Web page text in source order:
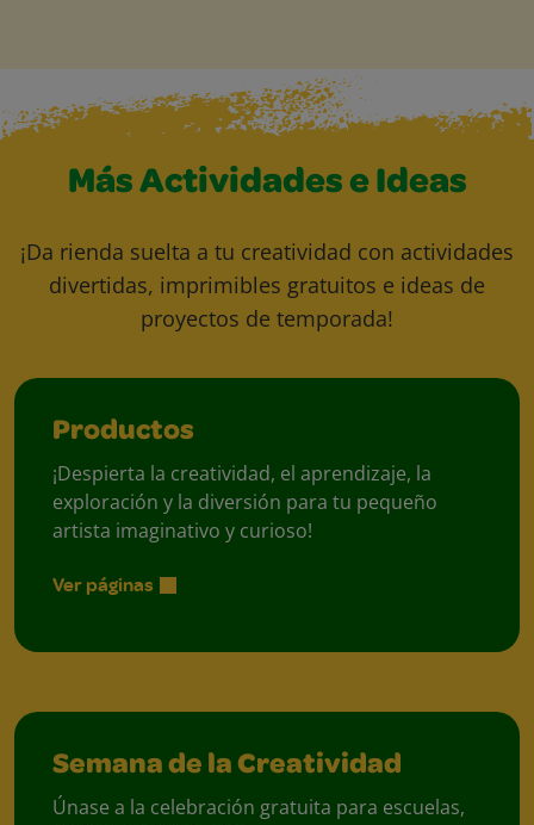
Más Actividades e Ideas
¡Da rienda suelta a tu creatividad con actividades
divertidas, imprimibles gratuitos e ideas de
proyectos de temporada!
Productos
¡Despierta la creatividad, el aprendizaje, la
exploración y la diversión para tu pequeño
artista imaginativo y curioso!
Ver páginas
Semana de la Creatividad
Únase a la celebración gratuita para escuelas,